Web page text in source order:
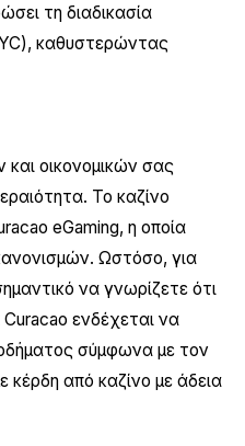
τη διαδικασία
καθυστερώντας
οικονομικών σας
Το καζίνο
eGaming, η οποία
Ωστόσο, για
να γνωρίζετε ότι
ενδέχεται να
σύμφωνα με τον
κέρδη από καζίνο με άδεια